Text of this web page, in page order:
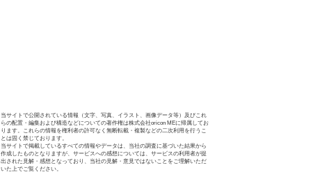
当サイトで公開されている情報（文字、写真、イラスト、画像データ等）及びこれ
らの配置・編集および構造などについての著作権は株式会社oricon MEに帰属してお
ります。これらの情報を権利者の許可なく無断転載・複製などの二次利用を行うこ
とは固く禁じております。
当サイトで掲載しているすべての情報やデータは、当社の調査に基づいた結果から
作成したものとなりますが、サービスへの感想については、サービスの利用者が提
出された見解・感想となっており、当社の見解・意見ではないことをご理解いただ
いた上でご覧ください。